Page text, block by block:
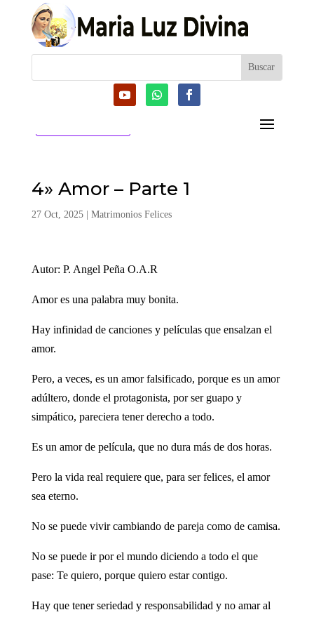
4» Amor – Parte 1
27 Oct, 2025| Matrimonios Felices
Autor: P. Angel Peña O.A.R
Amor es una palabra muy bonita.
Hay infinidad de canciones y películas que ensalzan el
amor.
Pero, a veces, es un amor falsificado, porque es un amor
adúltero, donde el protagonista, por ser guapo y
simpático, pareciera tener derecho a todo.
Es un amor de película, que no dura más de dos horas.
Pero la vida real requiere que, para ser felices, el amor
sea eterno.
No se puede vivir cambiando de pareja como de camisa.
No se puede ir por el mundo diciendo a todo el que
pase: Te quiero, porque quiero estar contigo.
Hay que tener seriedad y responsabilidad y no amar al